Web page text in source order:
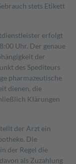
stets Etikett
erfolgt
Uhr. Der genaue
der
des Spediteurs
pharmazeutische
dienen, die
Klärungen
der Arzt ein
Die
der Regel die
als Zuzahlung